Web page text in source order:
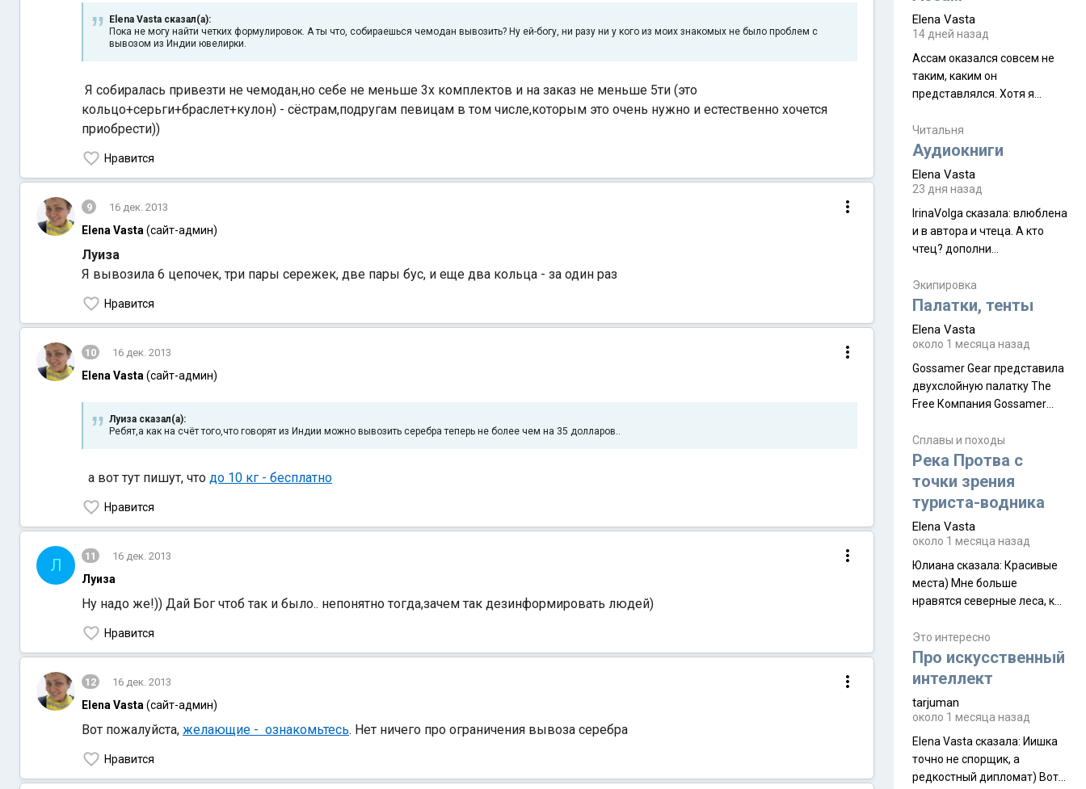
Elena Vasta сказал(а):
Пока не могу найти четких формулировок. А ты что, собираешься чемодан вывозить? Ну ей-богу, ни разу ни у кого из моих знакомых не было проблем с
вывозом из Индии ювелирки.
Я собиралась привезти не чемодан,но себе не меньше 3х комплектов и на заказ не меньше 5ти (это
кольцо+серьги+браслет+кулон) - сёстрам,подругам певицам в том числе,которым это очень нужно и естественно хочется
приобрести))
Нравится
9 16 дек. 2013
Elena Vasta (сайт-админ)
Луиза
Я вывозила 6 цепочек, три пары сережек, две пары бус, и еще два кольца - за один раз
Нравится
10 16 дек. 2013
Elena Vasta (сайт-админ)
Луиза сказал(а):
Ребят,а как на счёт того,что говорят из Индии можно вывозить серебра теперь не более чем на 35 долларов..
а вот тут пишут, что до 10 кг - бесплатно
Нравится
Л 11 16 дек. 2013
Луиза
Ну надо же!)) Дай Бог чтоб так и было.. непонятно тогда,зачем так дезинформировать людей)
Нравится
12 16 дек. 2013
Elena Vasta (сайт-админ)
Вот пожалуйста, желающие - ознакомьтесь. Нет ничего про ограничения вывоза серебра
Нравится
Elena Vasta
14 дней назад
Ассам оказался совсем не
таким, каким он
представлялся. Хотя я
краешек, но все же схватила
ауру штата, как-то он меня
природа, мягкие
такая как бы переходная
ступень между привычной
нам Индией и остальными
надеюсь увидеть.
Читальня
Аудиокниги
Elena Vasta
23 дня назад
IrinaVolga сказалa: влюблена
и в автора и чтеца. А кто
чтец? дополни
Экипировка
Палатки, тенты
Elena Vasta
около 1 месяца назад
Gossamer Gear представила
двухслойную палатку The
Free Компания Gossamer
туристическую палатку The
Free, которая стала первой
ультралегкой моделью в
ассортименте
производителя. Новинка
получила двухслойную
конструкцию с отдельным
внешним тентом и сетчатой
внутренней палаткой, а ее
комплектации составляет
около 845 г. Палатка весит
менее
Сплавы и походы
Река Протва с
точки зрения
туриста-водника
Elena Vasta
около 1 месяца назад
Юлиана сказалa: Красивые
места) Мне больше
нравятся северные леса, как
южной тайги
Это интересно
Про искусственный
интеллект
tarjuman
около 1 месяца назад
Elena Vasta сказалa: Иишка
точно не спорщик, а
редкостный дипломат) Вот,